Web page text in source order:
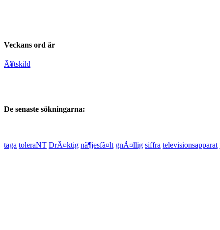
Veckans ord är
Ã¥tskild
De senaste sökningarna:
taga toleraNT DrÃ¤ktig nã¶jesfã¤lt gnÃ¤llig siffra televisionsapparat